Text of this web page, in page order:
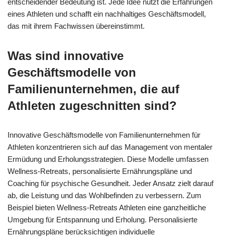
entscheidender Bedeutung ist. Jede Idee nutzt die Erfahrungen
eines Athleten und schafft ein nachhaltiges Geschäftsmodell,
das mit ihrem Fachwissen übereinstimmt.
Was sind innovative
Geschäftsmodelle von
Familienunternehmen, die auf
Athleten zugeschnitten sind?
Innovative Geschäftsmodelle von Familienunternehmen für
Athleten konzentrieren sich auf das Management von mentaler
Ermüdung und Erholungsstrategien. Diese Modelle umfassen
Wellness-Retreats, personalisierte Ernährungspläne und
Coaching für psychische Gesundheit. Jeder Ansatz zielt darauf
ab, die Leistung und das Wohlbefinden zu verbessern. Zum
Beispiel bieten Wellness-Retreats Athleten eine ganzheitliche
Umgebung für Entspannung und Erholung. Personalisierte
Ernährungspläne berücksichtigen individuelle